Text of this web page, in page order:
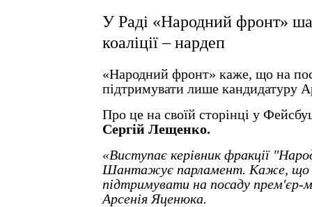
У Раді «Народний фронт»
коаліції – нардеп
«Народний фронт» каже, що на
підтримувати лише кандидатуру
Про це на своїй сторінці у
Сергій Лещенко.
«Виступає керівник фракції
Шантажує парламент. Каже, що
підтримувати на посаду прем'єр-
Арсенія Яценюка.